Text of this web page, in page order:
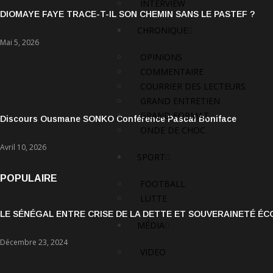
INTERVIEW
CHRONIQUE
OPINIONS
COMMENTAIRE
COURRIER DES LECTEURS
GRAND ENTRETIEN
GRAND FORMAT
ONDE DE CHOC
SPORT
FOOTBALL
LUTTE
MÉDIA
VIDEO
DIOMAYE FAYE TRACE-T-IL SON CHEMIN SANS LE PASTEF ?
Mai 5, 2026
Discours Ousmane SONKO Conférence Pascal Boniface
Avril 10, 2026
POPULAIRE
LE SÉNÉGAL ENTRE CRISE DE LA DETTE ET SOUVERAINETÉ
Décembre 23, 2024